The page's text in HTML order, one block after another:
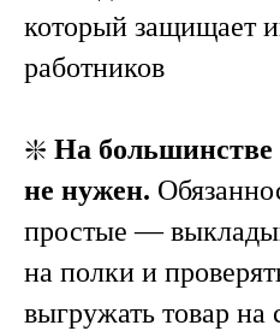
который защищает
работников
❇️ На
не нужен.
простые —
на полки и
выгружать товар на